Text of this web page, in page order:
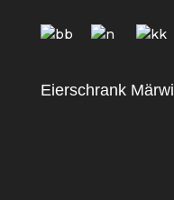
Eierschrank Märwil